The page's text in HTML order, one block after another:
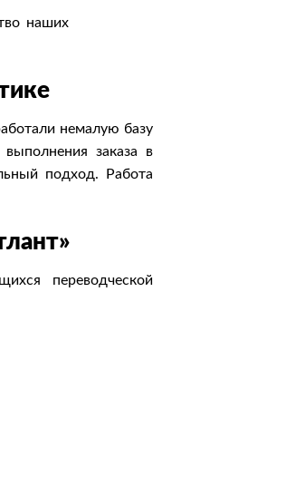
наших
немалую базу
заказа в
подход. Работа
переводческой